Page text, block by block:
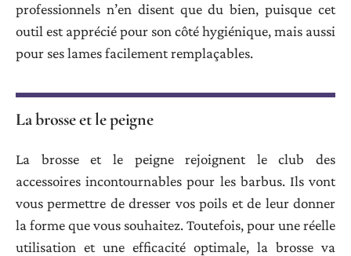
professionnels n’en disent que du bien, puisque cet
outil est apprécié pour son côté hygiénique, mais aussi
pour ses lames facilement remplaçables.
La brosse et le peigne
La brosse et le peigne rejoignent le club des
accessoires incontournables pour les barbus. Ils vont
vous permettre de dresser vos poils et de leur donner
la forme que vous souhaitez. Toutefois, pour une réelle
utilisation et une efficacité optimale, la brosse va